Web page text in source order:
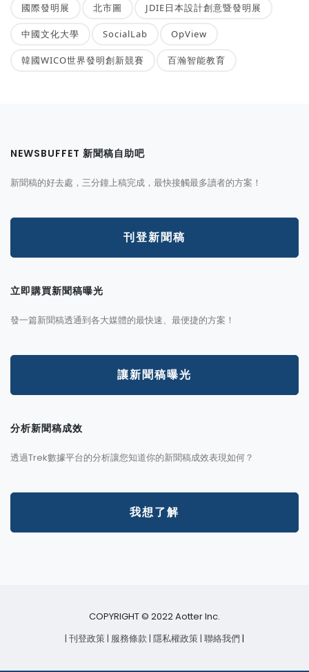
國際發明展 北市圖 JDIE日本設計創意暨發明展
中國文化大學 SocialLab OpView
韓國WICO世界發明創新競賽 百瀚智能教育
NEWSBUFFET 新聞稿自助吧
新聞稿的好去處，三分鐘上稿完成，最快接觸最多讀者的方案！
刊登新聞稿
立即購買新聞稿曝光
發一篇新聞稿透通到各大媒體的最快速、最便捷的方案！
讓新聞稿曝光
分析新聞稿成效
透過Trek數據平台的分析讓您知道你的新聞稿成效表現如何？
我想了解
COPYRIGHT © 2022 Aotter Inc.
| 刊登政策| 服務條款 | 隱私權政策| 聯絡我們 |